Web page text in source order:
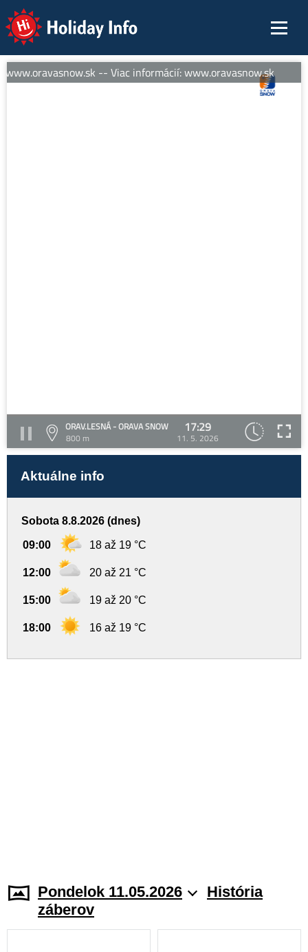
Holiday Info
-- Viac informácií: www.oravasnow.sk
ORAV.LESNÁ - ORAVA SNOW
800 m
17:29
11. 5. 2026
Aktuálne info
Sobota 8.8.2026 (dnes)
09:00 18 až 19 °C
12:00 20 až 21 °C
15:00 19 až 20 °C
18:00 16 až 19 °C
Pondelok 11.05.2026
História
záberov